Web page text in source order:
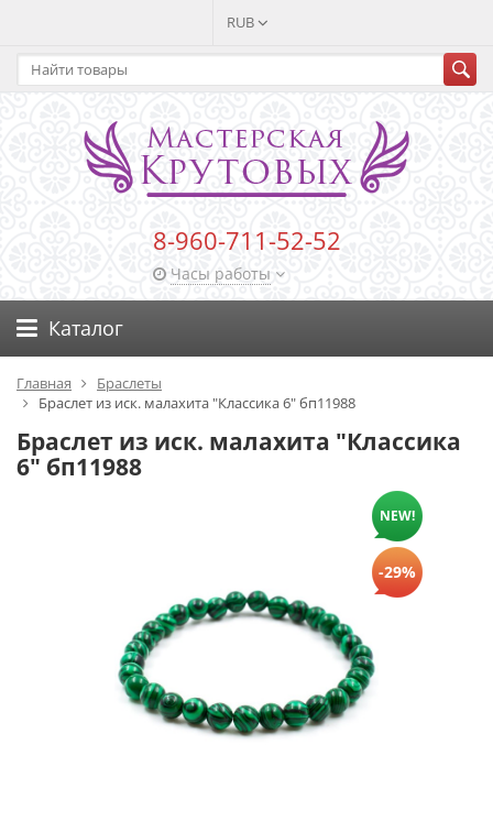
RUB
8-960-711-52-52
Часы работы
Каталог
Главная
Браслеты
Браслет из иск. малахита "Классика 6" бп11988
Браслет из иск. малахита "Классика
6" бп11988
NEW!
-29%